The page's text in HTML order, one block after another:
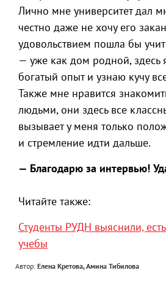
Лично мне университет дал
честно даже не хочу его
удовольствием пошла бы
— уже как дом родной, здесь
богатый опыт и узнаю кучу
Также мне нравится
людьми, они здесь все
вызывает у меня только
и стремление идти дальше.
— Благодарю за интервью!
Читайте также:
Студенты РУДН выяснили,
учебы
Автор: Елена Кретова, Амина Тибилова